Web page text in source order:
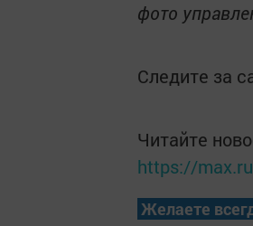
фото
Следите за
Читайте
https://
Желаете